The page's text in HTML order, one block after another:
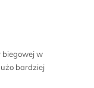
biegowej w
bardziej